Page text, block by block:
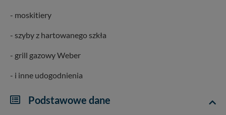
- moskitiery
- szyby z hartowanego szkła
- grill gazowy Weber
- i inne udogodnienia
Podstawowe dane